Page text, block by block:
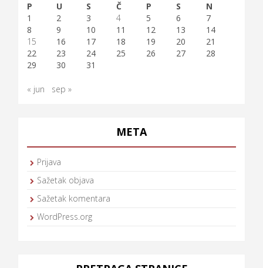
P
U S Č P S
N
1
2 3 4 5 6
7
8
9 10 11 12 13
14
15
16 17 18 19 20
21
22
23 24 25 26 27
28
29
30 31
« jun sep »
META
Prijava
Sažetak objava
Sažetak komentara
WordPress.org